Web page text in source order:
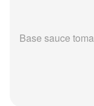
Base sauce